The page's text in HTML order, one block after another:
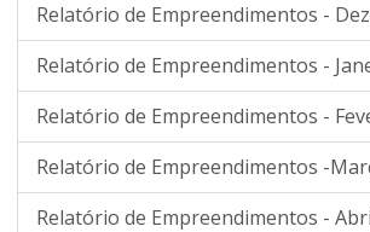
Relatório de Empreendimentos -
Relatório de Empreendimentos -
Relatório de Empreendimentos -
Relatório de Empreendimentos -
Relatório de Empreendimentos -